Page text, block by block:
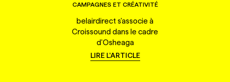
CAMPAGNES ET CRÉATIVITÉ
belairdirect s'associe à
Croissound dans le cadre
d'Osheaga
LIRE L'ARTICLE